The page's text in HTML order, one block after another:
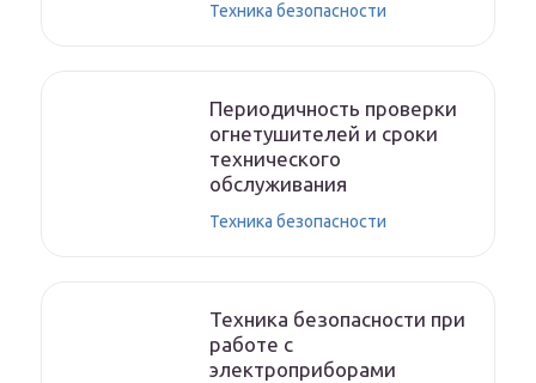
Техника безопасности
Периодичность проверки
огнетушителей и сроки
технического
обслуживания
Техника безопасности
Техника безопасности при
работе с
электроприборами